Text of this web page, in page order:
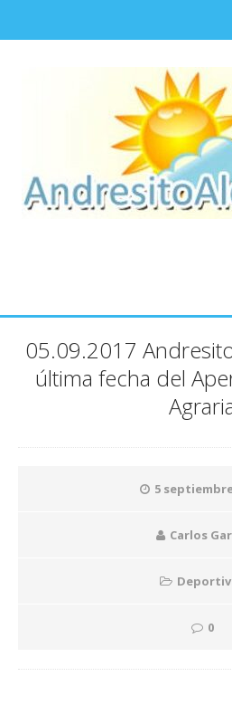
05.09.2017
última fecha del
5
Carlos
0